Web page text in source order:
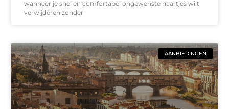
wanneer je snel en comfortabel ongewenste haartjes wilt
verwijderen zonder
AANBIEDINGEN